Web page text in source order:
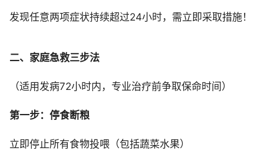
发现任意两项症状持续超过24小时，需立即采取措施！
二、家庭急救三步法
（适用发病72小时内，专业治疗前争取保命时间）
第一步：停食断粮
立即停止所有食物投喂（包括蔬菜水果）